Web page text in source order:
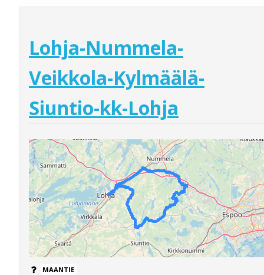
Lohja-Nummela-
Veikkola-Kylmäälä-
Siuntio-kk-Lohja
MAANTIE